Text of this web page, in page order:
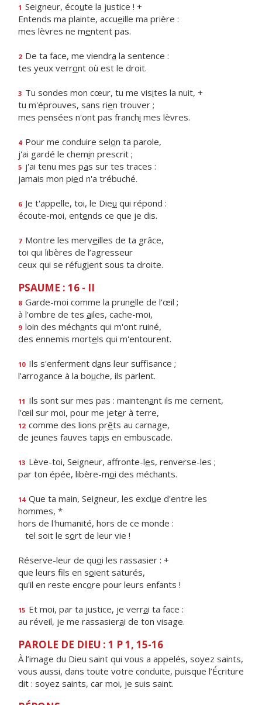
1 Seigneur, écoute la justice ! +
Entends ma plainte, accueille ma prière :
mes lèvres ne mentent pas.
2 De ta face, me viendra la sentence :
tes yeux verront où est le droit.
3 Tu sondes mon cœur, tu me visites la nuit, +
tu m'éprouves, sans rien trouver ;
mes pensées n'ont pas franchi mes lèvres.
4 Pour me conduire selon ta parole,
j'ai gardé le chemin prescrit ;
5 j'ai tenu mes pas sur tes traces :
jamais mon pied n'a trébuché.
6 Je t'appelle, toi, le Dieu qui répond :
écoute-moi, entends ce que je dis.
7 Montre les merveilles de ta grâce,
toi qui libères de l’agresseur
ceux qui se réfugient sous ta droite.
PSAUME : 16 - II
8 Garde-moi comme la prunelle de l'œil ;
à l'ombre de tes ailes, cache-moi,
9 loin des méchants qui m'ont ruiné,
des ennemis mortels qui m'entourent.
10 Ils s'enferment dans leur suffisance ;
l'arrogance à la bouche, ils parlent.
11 Ils sont sur mes pas : maintenant ils me cernent,
l'œil sur moi, pour me jeter à terre,
12 comme des lions prêts au carnage,
de jeunes fauves tapis en embuscade.
13 Lève-toi, Seigneur, affronte-les, renverse-les ;
par ton épée, libère-moi des méchants.
14 Que ta main, Seigneur, les exclue d'entre les
hommes, *
hors de l'humanité, hors de ce monde :
tel soit le sort de leur vie !
Réserve-leur de quoi les rassasier : +
que leurs fils en soient saturés,
qu'il en reste encore pour leurs enfants !
15 Et moi, par ta justice, je verrai ta face :
au réveil, je me rassasierai de ton visage.
PAROLE DE DIEU : 1 P 1, 15-16
À l’image du Dieu saint qui vous a appelés, soyez saints,
vous aussi, dans toute votre conduite, puisque l’Écriture
dit : soyez saints, car moi, je suis saint.